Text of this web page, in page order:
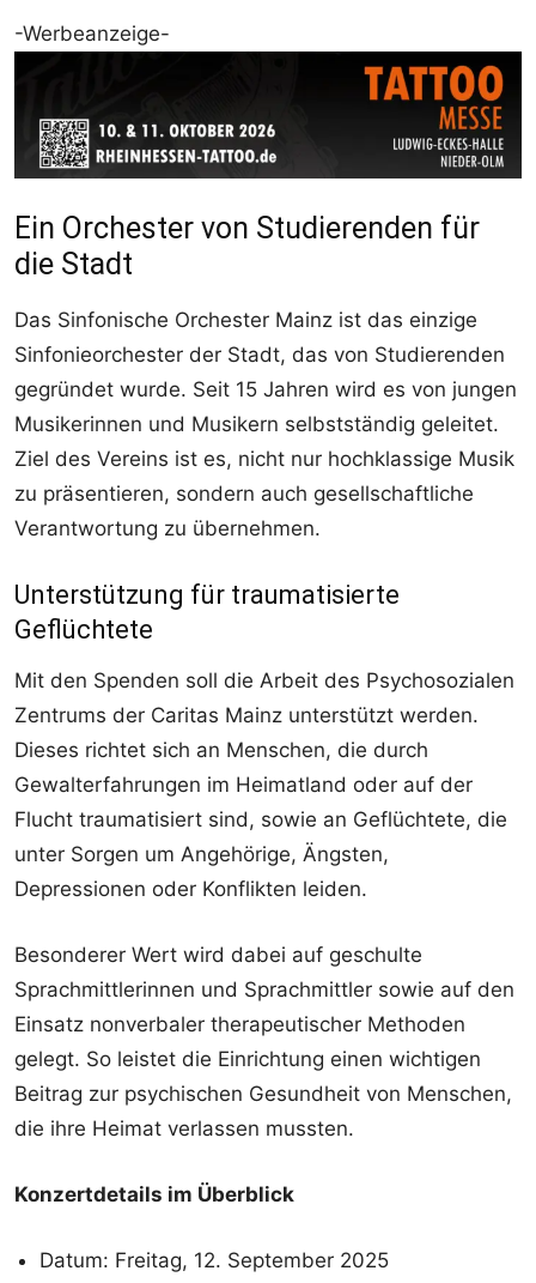
-Werbeanzeige-
Ein Orchester von Studierenden für
die Stadt
Das Sinfonische Orchester Mainz ist das einzige
Sinfonieorchester der Stadt, das von Studierenden
gegründet wurde. Seit 15 Jahren wird es von jungen
Musikerinnen und Musikern selbstständig geleitet.
Ziel des Vereins ist es, nicht nur hochklassige Musik
zu präsentieren, sondern auch gesellschaftliche
Verantwortung zu übernehmen.
Unterstützung für traumatisierte
Geflüchtete
Mit den Spenden soll die Arbeit des Psychosozialen
Zentrums der Caritas Mainz unterstützt werden.
Dieses richtet sich an Menschen, die durch
Gewalterfahrungen im Heimatland oder auf der
Flucht traumatisiert sind, sowie an Geflüchtete, die
unter Sorgen um Angehörige, Ängsten,
Depressionen oder Konflikten leiden.
Besonderer Wert wird dabei auf geschulte
Sprachmittlerinnen und Sprachmittler sowie auf den
Einsatz nonverbaler therapeutischer Methoden
gelegt. So leistet die Einrichtung einen wichtigen
Beitrag zur psychischen Gesundheit von Menschen,
die ihre Heimat verlassen mussten.
Konzertdetails im Überblick
Datum: Freitag, 12. September 2025